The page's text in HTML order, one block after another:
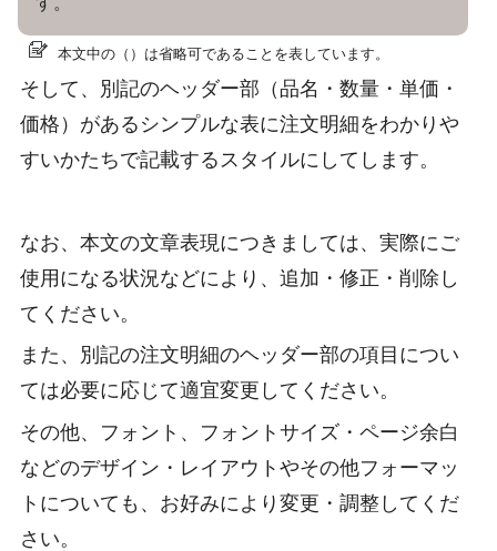
本文中の（）は省略可であることを表しています。
そして、別記のヘッダー部（品名・数量・単価・
価格）があるシンプルな表に注文明細をわかりや
すいかたちで記載するスタイルにしてします。
なお、本文の文章表現につきましては、実際にご
使用になる状況などにより、追加・修正・削除し
てください。
また、別記の注文明細のヘッダー部の項目につい
ては必要に応じて適宜変更してください。
その他、フォント、フォントサイズ・ページ余白
などのデザイン・レイアウトやその他フォーマッ
トについても、お好みにより変更・調整してくだ
さい。